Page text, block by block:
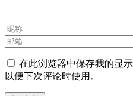
在此浏览器中保存我的显
以便下次评论时使用。